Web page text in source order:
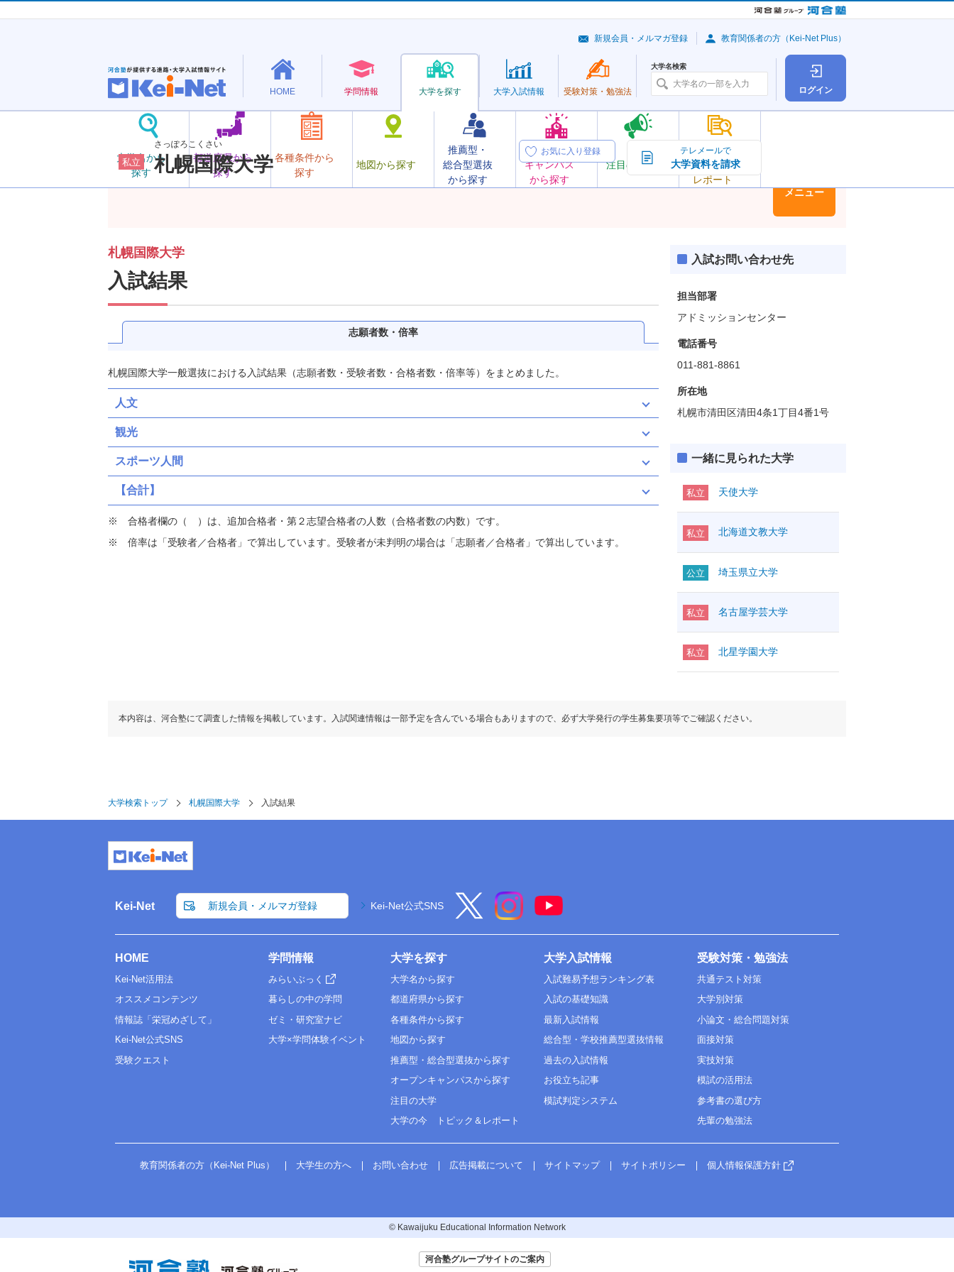
ログイン
HOME 学問情報 大学を探す
大学名から
探す
都道府県から
探す
各種条件から
探す
地図から探す
推薦型・
総合型選抜
から探す
オープン
キャンパス
から探す
注目の大学
大学の今
トピック＆
レポート
大学入試情報 受験対策・ 勉強法
大学名検索
新規会員・メルマガ登録 教育関係者の方（Kei-Net Plus）
私立
さっぽろこくさい
札幌国際大学
お気に入り登録 テレメールで
大学資料を請求
メニュー
札幌国際大学
入試結果
志願者数・倍率
札幌国際大学一般選抜における入試結果（志願者数・受験者数・合格者数・倍率等）をまとめました。
人文
観光
スポーツ人間
【合計】
合格者欄の（ ）は、追加合格者・第２志望合格者の人数（合格者数の内数）です。
倍率は「受験者／合格者」で算出しています。受験者が未判明の場合は「志願者／合格者」で算出しています。
入試お問い合わせ先
担当部署
アドミッションセンター
電話番号
011-881-8861
所在地
札幌市清田区清田4条1丁目4番1号
一緒に見られた大学
私立 天使大学
私立 北海道文教大学
公立 埼玉県立大学
私立 名古屋学芸大学
私立 北星学園大学
本内容は、河合塾にて調査した情報を掲載しています。入試関連情報は一部予定を含んでいる場合もありますので、必ず大学発行の学生募集要項等でご確認ください。
大学検索トップ 札幌国際大学 入試結果
Kei-Net 新規会員・メルマガ登録 Kei-Net公式SNS
HOME
Kei-Net活用法
オススメコンテンツ
情報誌「栄冠めざして」
Kei-Net公式SNS
受験クエスト
学問情報
みらいぶっく
暮らしの中の学問
ゼミ・研究室ナビ
大学×学問体験イベント
大学を探す
大学名から探す
都道府県から探す
各種条件から探す
地図から探す
推薦型・総合型選抜から探す
オープンキャンパスから探す
注目の大学
大学の今 トピック＆レポート
大学入試情報
入試難易予想ランキング表
入試の基礎知識
最新入試情報
総合型・学校推薦型選抜情報
過去の入試情報
お役立ち記事
模試判定システム
受験対策・勉強法
共通テスト対策
大学別対策
小論文・総合問題対策
面接対策
実技対策
模試の活用法
参考書の選び方
先輩の勉強法
教育関係者の方（Kei-Net Plus） 大学生の方へ お問い合わせ 広告掲載について サイトマップ サイトポリシー 個人情報保護方針
© Kawaijuku Educational Information Network
河合塾グループサイトのご案内